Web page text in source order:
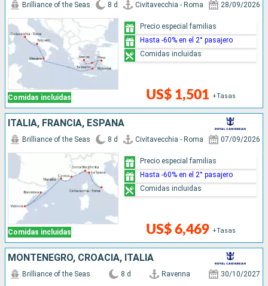
Comidas incluidas
Brilliance of the Seas 8 d Civitavecchia - Roma 28/09/2026
US$ 1,501 +Tasas
Precio especial familias
Hasta -60% en el 2° pasajero
Comidas incluidas
ITALIA, FRANCIA, ESPAÑA
Comidas incluidas
Brilliance of the Seas 8 d Civitavecchia - Roma 07/09/2026
US$ 6,469 +Tasas
Precio especial familias
Hasta -60% en el 2° pasajero
Comidas incluidas
MONTENEGRO, CROACIA, ITALIA
Brilliance of the Seas 8 d Ravenna 30/10/2027